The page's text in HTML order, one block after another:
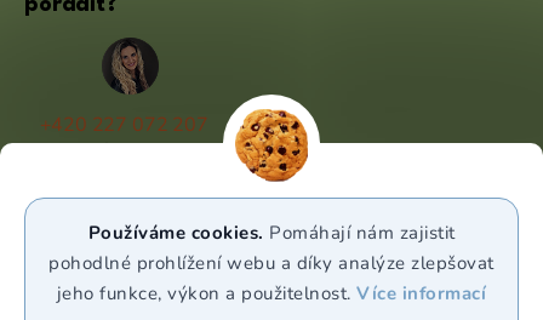
Používáme cookies. Pomáhají nám zajistit
pohodlné prohlížení webu a díky analýze zlepšovat
jeho funkce, výkon a použitelnost.Více informací
poradit?
+420 227 072 207
(Po - Pá 9:00 - 17:00)
WhatsApp